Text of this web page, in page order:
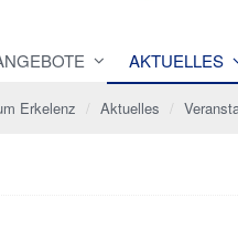
AKTUELLES
Erkelenz Aktuelles